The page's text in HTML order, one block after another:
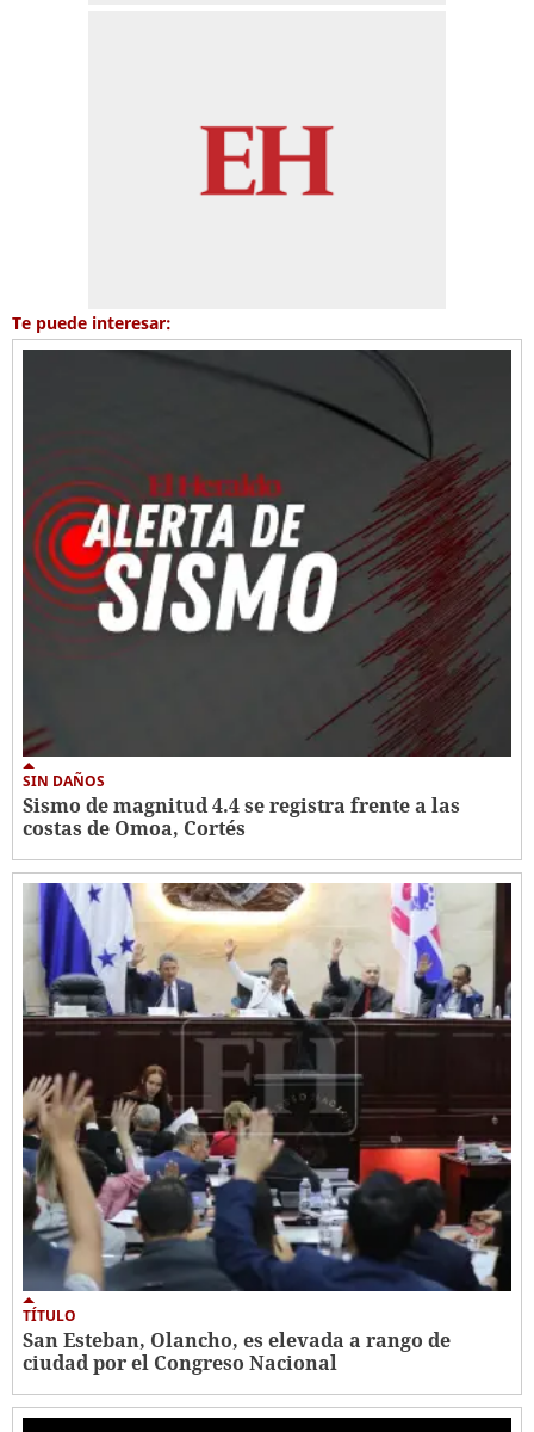
Te puede interesar:
SIN DAÑOS
Sismo de magnitud 4.4 se registra frente a las
costas de Omoa, Cortés
TÍTULO
San Esteban, Olancho, es elevada a rango de
ciudad por el Congreso Nacional